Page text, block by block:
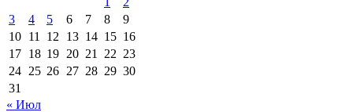
3
4 5 6 7 8
9
10 11 12 13 14 15 16
17 18 19 20 21 22 23
24 25 26 27 28 29 30
31
« Июл